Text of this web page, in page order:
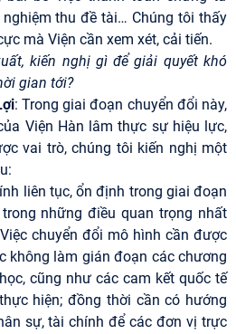
thu đề tài… Chúng tôi thấy
mà Viện cần xem xét, cải tiến.
kiến nghị gì để giải quyết khó
gian tới?
: Trong giai đoạn chuyển đổi này,
Viện Hàn lâm thực sự hiệu lực,
vai trò, chúng tôi kiến nghị một
liên tục, ổn định trong giai đoạn
những điều quan trọng nhất
chuyển đổi mô hình cần được
không làm gián đoạn các chương
cũng như các cam kết quốc tế
hiện; đồng thời cần có hướng
sự, tài chính để các đơn vị trực